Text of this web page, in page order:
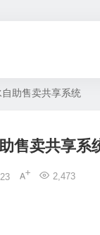
助售卖共享系统
售卖共享系
2,473